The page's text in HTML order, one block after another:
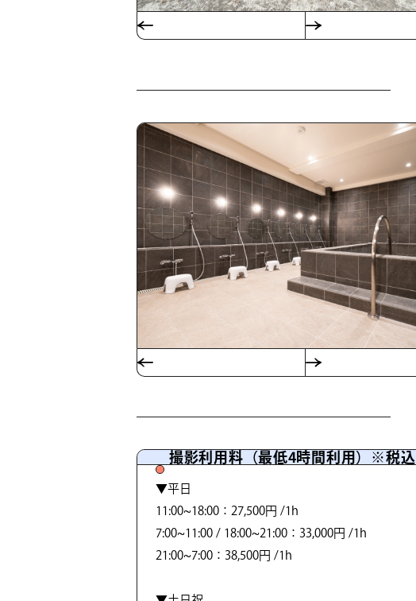
撮影利用料（最低4時間利用）※税込
▼平日
11:00~18:00：27,500円 /1h
7:00~11:00 / 18:00~21:00：33,000円 /1h
21:00~7:00：38,500円 /1h